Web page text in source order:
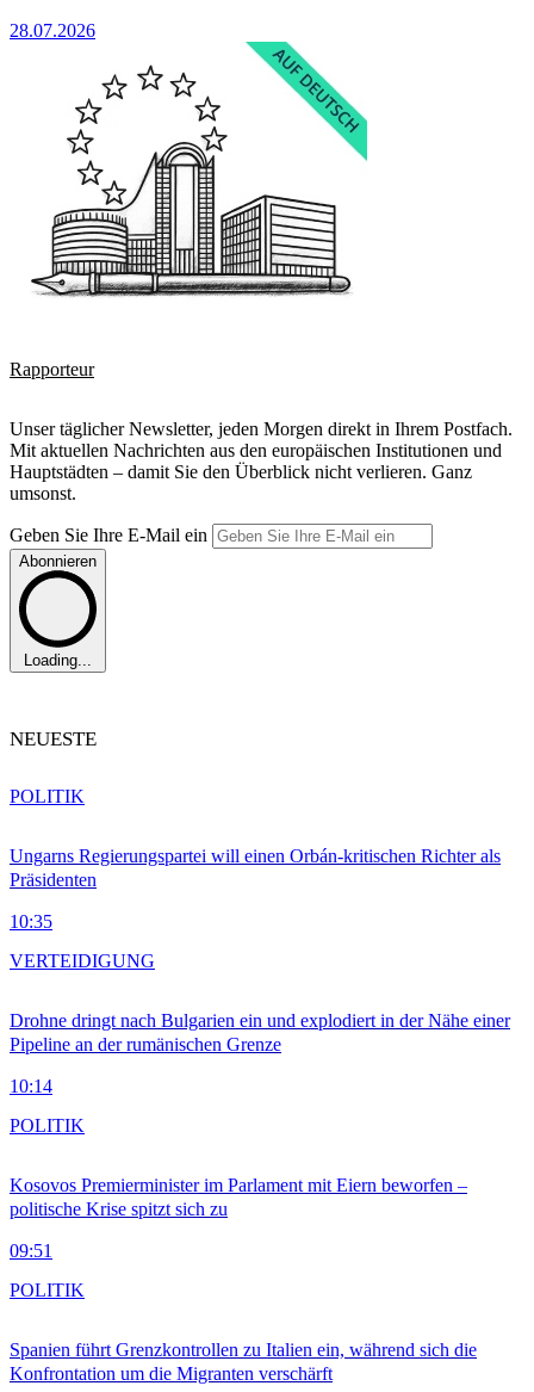
28.07.2026
Rapporteur
Unser täglicher Newsletter, jeden Morgen direkt in Ihrem Postfach.
Mit aktuellen Nachrichten aus den europäischen Institutionen und
Hauptstädten – damit Sie den Überblick nicht verlieren. Ganz
umsonst.
Geben Sie Ihre E-Mail ein
Abonnieren
Loading...
NEUESTE
Ungarns Regierungspartei will einen Orbán-kritischen Richter als
Präsidenten
10:35
POLITIK
Drohne dringt nach Bulgarien ein und explodiert in der Nähe einer
Pipeline an der rumänischen Grenze
10:14
VERTEIDIGUNG
Kosovos Premierminister im Parlament mit Eiern beworfen –
politische Krise spitzt sich zu
09:51
POLITIK
Spanien führt Grenzkontrollen zu Italien ein, während sich die
Konfrontation um die Migranten verschärft
POLITIK